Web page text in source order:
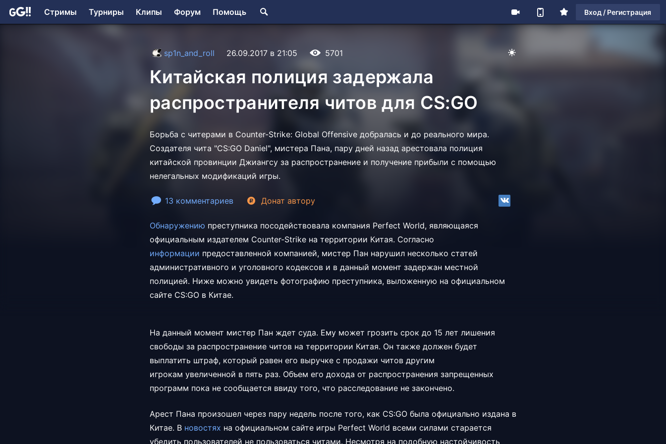
Стримы Турниры Клипы Форум Помощь Вход / Регистрация
sp1n_and_roll 26.09.2017 в 21:05 5701
Китайская полиция задержала
распространителя читов для CS:GO
Борьба с читерами в Counter-Strike: Global Offensive добралась и до реального мира.
Создателя чита "CS:GO Daniel", мистера Пана, пару дней назад арестовала полиция
китайской провинции Джиангсу за распространение и получение прибыли с помощью
нелегальных модификаций игры.
13 комментариев Донат автору
Обнаружению преступника посодействовала компания Perfect World, являющаяся
официальным издателем Counter-Strike на территории Китая. Согласно
информации предоставленной компанией, мистер Пан нарушил несколько статей
административного и уголовного кодексов и в данный момент задержан местной
полицией. Ниже можно увидеть фотографию преступника, выложенную на официальном
сайте CS:GO в Китае.
На данный момент мистер Пан ждет суда. Ему может грозить срок до 15 лет лишения
свободы за распространение читов на территории Китая. Он также должен будет
выплатить штраф, который равен его выручке с продажи читов другим
игрокам увеличенной в пять раз. Объем его дохода от распространения запрещенных
программ пока не сообщается ввиду того, что расследование не закончено.
Арест Пана произошел через пару недель после того, как CS:GO была официально издана в
Китае. В новостях на официальном сайте игры Perfect World всеми силами старается
убедить пользователей не пользоваться читами. Несмотря на подобную настойчивость